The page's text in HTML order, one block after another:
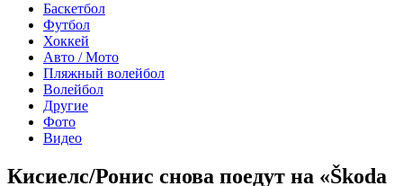
Баскетбол
Футбол
Хоккей
Авто / Мото
Пляжный волейбол
Волейбол
Другие
Фото
Видео
Кисиелс/Ронис снова поедут на «Škoda